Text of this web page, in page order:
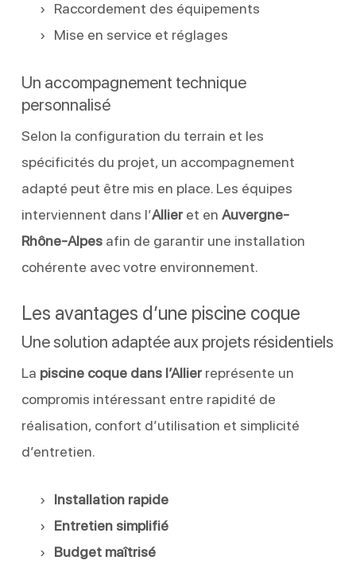
Raccordement des équipements
Mise en service et réglages
Un accompagnement technique
personnalisé
Selon la configuration du terrain et les
spécificités du projet, un accompagnement
adapté peut être mis en place. Les équipes
interviennent dans l’Allieret en Auvergne-
Rhône-Alpesafin de garantir une installation
cohérente avec votre environnement.
Les avantages d’une piscine coque
Une solution adaptée aux projets résidentiels
La piscine coque dans l’Allierreprésente un
compromis intéressant entre rapidité de
réalisation, confort d’utilisation et simplicité
d’entretien.
Installation rapide
Entretien simplifié
Budget maîtrisé